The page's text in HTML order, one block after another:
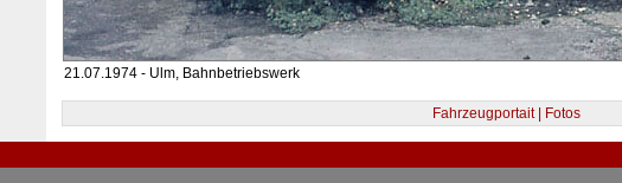
21.07.1974 - Ulm, Bahnbetriebswerk
Fahrzeugportait | Fotos